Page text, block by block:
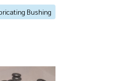
Bushing